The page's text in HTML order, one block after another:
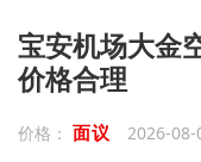
宝安机场大金
价格合理
价格： 面议 2026-